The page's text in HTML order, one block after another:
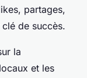
partages,
de succès.
la
et les